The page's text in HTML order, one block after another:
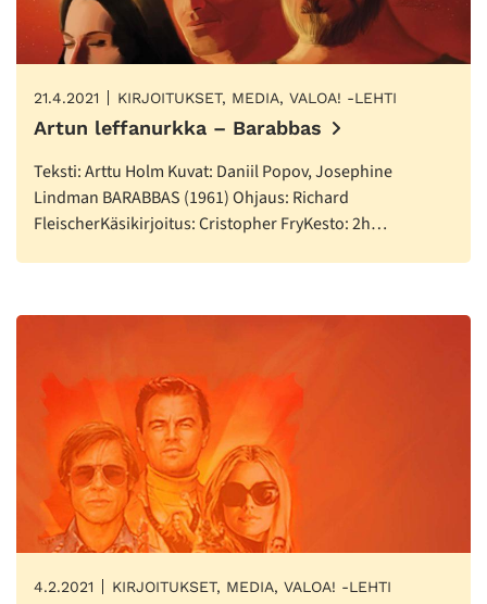
21.4.2021 KIRJOITUKSET, MEDIA, VALOA! -LEHTI
Artun leffanurkka – Barabbas
Teksti: Arttu Holm Kuvat: Daniil Popov, Josephine
Lindman BARABBAS (1961) Ohjaus: Richard
FleischerKäsikirjoitus: Cristopher FryKesto: 2h…
4.2.2021 KIRJOITUKSET, MEDIA, VALOA! -LEHTI